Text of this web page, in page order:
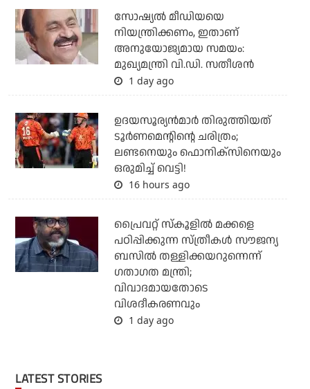
സോഷ്യല്‍ മീഡിയയെ
നിയന്ത്രിക്കണം, ഇതാണ്
അനുയോജ്യമായ സമയം:
മുഖ്യമന്ത്രി വി.ഡി. സതീശന്‍
1 day ago
ഉദയസൂര്യന്‍മാര്‍ തിരുത്തിയത്
ടൂര്‍ണമെന്റിന്റെ ചരിത്രം;
ലണ്ടനെയും ഫൊനിക്‌സിനെയും
ഒരുമിച്ച് വെട്ടി!
16 hours ago
പ്രൈവറ്റ് സ്‌കൂളില്‍ മക്കളെ
പഠിപ്പിക്കുന്ന സ്ത്രീകള്‍ സൗജന്യ
ബസില്‍ തള്ളിക്കയറുന്നെന്ന്
ഗതാഗത മന്ത്രി;
വിവാദമായതോടെ
വിശദീകരണവും
1 day ago
LATEST STORIES